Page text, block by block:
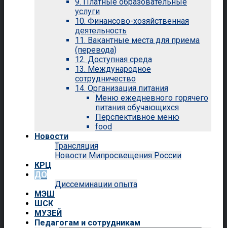
услуги
10. Финансово-хозяйственная
деятельность
11. Вакантные места для приема
(перевода)
12. Доступная среда
13. Международное
сотрудничество
14. Организация питания
Меню ежедневного горячего
питания обучающихся
Перспективное меню
food
Новости
Трансляция
Новости Мипросвещения России
КРЦ
ДО
Диссеминации опыта
МЭШ
ШСК
МУЗЕЙ
Педагогам и сотрудникам